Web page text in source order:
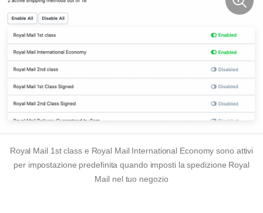
Royal Mail 1st class e Royal Mail International Economy sono attivi
per impostazione predefinita quando imposti la spedizione Royal
Mail nel tuo negozio